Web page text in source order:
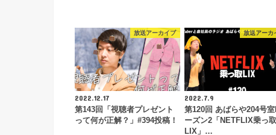
放送アーカイブ
2022.12.17
第143回「視聴者プレゼント
って何が正解？」#394投稿！
放送アーカ
2022.7.9
第120回 あばらや204号
ーズン2「NETFLIX乗っ取
LIX」…